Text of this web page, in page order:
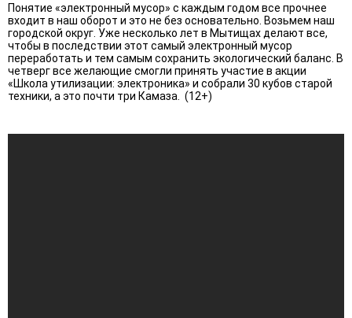
Понятие «электронный мусор» с каждым годом все прочнее
входит в наш оборот и это не без основательно. Возьмем наш
городской округ. Уже несколько лет в Мытищах делают все,
чтобы в последствии этот самый электронный мусор
переработать и тем самым сохранить экологический баланс. В
четверг все желающие смогли принять участие в акции
«Школа утилизации: электроника» и собрали 30 кубов старой
техники, а это почти три Камаза. (12+)